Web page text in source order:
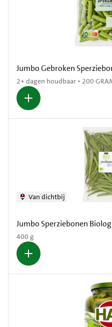
Jumbo Gebroken
2+ dagen houdbaar • 200
Jumbo Sperziebonen
400 g
Van dichtbij